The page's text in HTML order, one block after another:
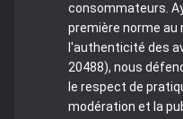
consommateurs.
première norme au
l'authenticité des
20488), nous
le respect de
modération et la